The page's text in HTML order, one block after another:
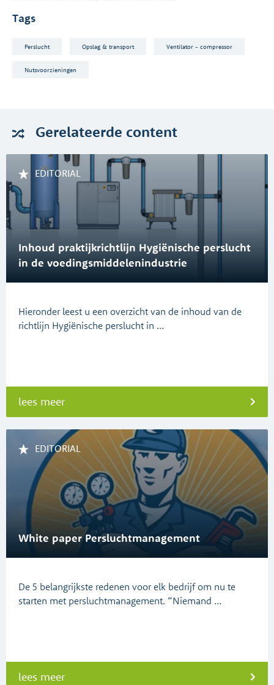
Tags
Perslucht Opslag & transport Ventilator - compressor
Nutsvoorzieningen
Gerelateerde content
EDITORIAL
Inhoud praktijkrichtlijn Hygiënische perslucht
in de voedingsmiddelenindustrie
Hieronder leest u een overzicht van de inhoud van de
richtlijn Hygiënische perslucht in …
lees meer
EDITORIAL
White paper Persluchtmanagement
De 5 belangrijkste redenen voor elk bedrijf om nu te
starten met persluchtmanagement. “Niemand …
lees meer